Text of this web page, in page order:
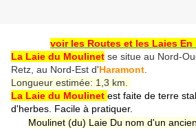
voir les Routes et les Laies En
La Laie du Moulinet se situe au Nord-
Retz, au Nord-Est d'Haramont
Longueur estimée: 1,3 km.
La Laie du Moulinet est faite de terre
d'herbes. Facile à pratiquer.
Moulinet (du) Laie Du nom d'un